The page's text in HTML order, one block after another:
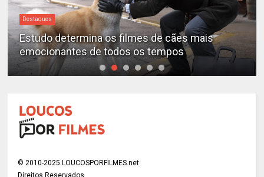
Destaques
Estudo determina os filmes de cães mais
emocionantes de todos os tempos
© 2010-2025 LOUCOSPORFILMES.net
Direitos Reservados.